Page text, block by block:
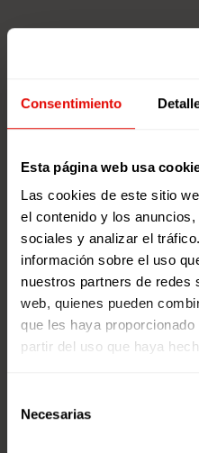
Consentimiento
Esta página web usa
Las cookies de este sitio
el contenido y los
sociales y analizar el
información sobre el uso
nuestros partners de redes
web, quienes pueden
que les haya
partir del uso que haya
Necesarias
NOTICIAS